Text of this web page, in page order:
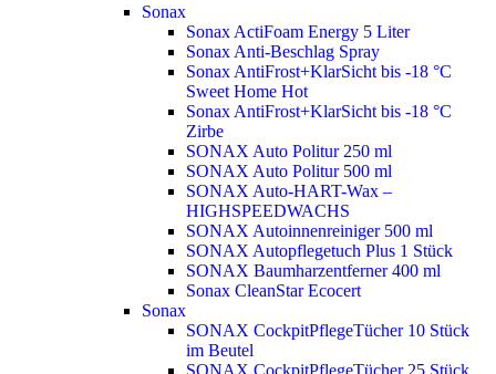
Sonax
Sonax ActiFoam Energy 5 Liter
Sonax Anti-Beschlag Spray
Sonax AntiFrost+KlarSicht bis -18 °C
Sweet Home Hot
Sonax AntiFrost+KlarSicht bis -18 °C
Zirbe
SONAX Auto Politur 250 ml
SONAX Auto Politur 500 ml
SONAX Auto-HART-Wax –
HIGHSPEEDWACHS
SONAX Autoinnenreiniger 500 ml
SONAX Autopflegetuch Plus 1 Stück
SONAX Baumharzentferner 400 ml
Sonax CleanStar Ecocert
Sonax
SONAX CockpitPflegeTücher 10 Stück
im Beutel
SONAX CockpitPflegeTücher 25 Stück